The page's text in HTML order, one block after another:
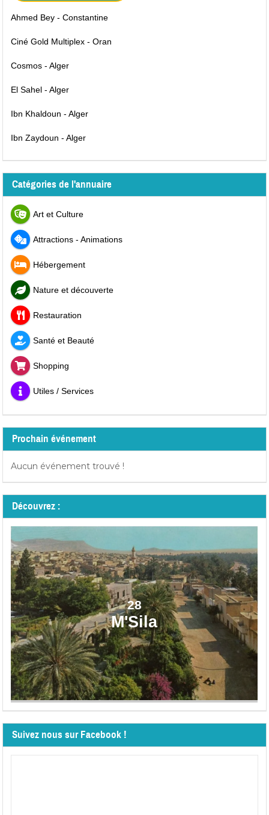
Ahmed Bey - Constantine
Ciné Gold Multiplex - Oran
Cosmos - Alger
El Sahel - Alger
Ibn Khaldoun - Alger
Ibn Zaydoun - Alger
Catégories de l'annuaire
Art et Culture
Attractions - Animations
Hébergement
Nature et découverte
Restauration
Santé et Beauté
Shopping
Utiles / Services
Prochain événement
Aucun événement trouvé !
Découvrez :
28
M'Sila
Suivez nous sur Facebook !